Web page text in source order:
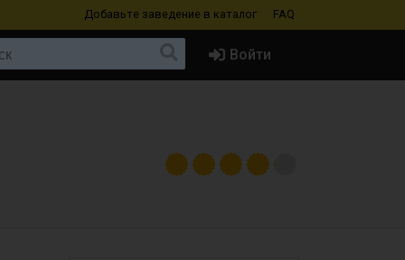
Добавьте заведение в каталог FAQ
Войти